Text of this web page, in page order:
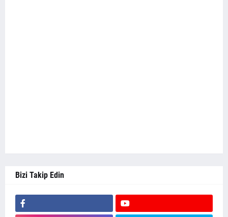
Bizi Takip Edin